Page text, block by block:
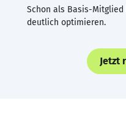
Schon als Basis-Mitglied
deutlich optimieren.
Jetzt